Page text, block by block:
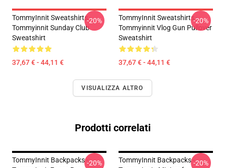
TommyInnit Sweatshirts -
Tommyinnit Sunday Club
Sweatshirt
37,67 € - 44,11 €
-20%
TommyInnit Sweatshirts -
Tommyinnit Vlog Gun Pullover
Sweatshirt
37,67 € - 44,11 €
-20%
VISUALIZZA ALTRO
Prodotti correlati
TommyInnit Backpacks --20%
TommyInnit Backpacks --20%